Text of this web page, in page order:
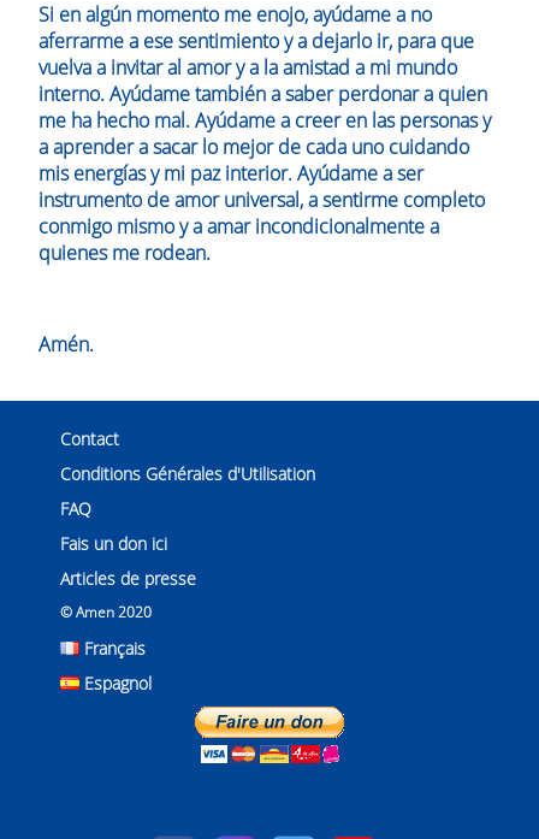
Si en algún momento me enojo, ayúdame a no
aferrarme a ese sentimiento y a dejarlo ir, para que
vuelva a invitar al amor y a la amistad a mi mundo
interno. Ayúdame también a saber perdonar a quien
me ha hecho mal. Ayúdame a creer en las personas y
a aprender a sacar lo mejor de cada uno cuidando
mis energías y mi paz interior. Ayúdame a ser
instrumento de amor universal, a sentirme completo
conmigo mismo y a amar incondicionalmente a
quienes me rodean.
Amén.
Contact
Conditions Générales d'Utilisation
FAQ
Fais un don ici
Articles de presse
© Amen 2020
Français
Espagnol